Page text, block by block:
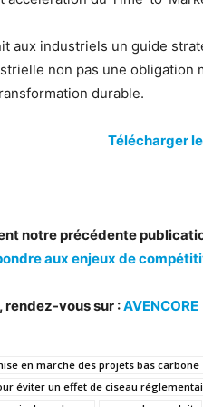
aux industriels un guide
non pas une obligation
durable.
Télécharger
notre précédente
aux enjeux de
rendez-vous sur :AVENCORE
en marché des projets bas carbone
éviter un effet de ciseau